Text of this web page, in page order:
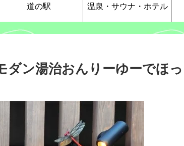
道の駅 温泉・サウナ・ホテル
ダン湯治おんりーゆーでほっ